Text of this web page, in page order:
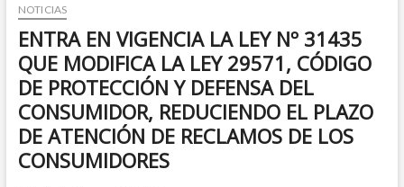
WEBS
ILEGALES
QUE
EXPLOTABAN
OBRAS
Y
PRODUCCIONES
PROTEGIDAS
POR
EL
NOTICIAS
ENTRA EN VIGENCIA LA LEY Nº 31435
QUE MODIFICA LA LEY 29571, CÓDIGO
DE PROTECCIÓN Y DEFENSA DEL
CONSUMIDOR, REDUCIENDO EL PLAZO
DE ATENCIÓN DE RECLAMOS DE LOS
CONSUMIDORES